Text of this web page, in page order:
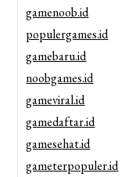
gamenoob.id
populergames.id
gamebaru.id
noobgames.id
gameviral.id
gamedaftar.id
gamesehat.id
gameterpopuler.id